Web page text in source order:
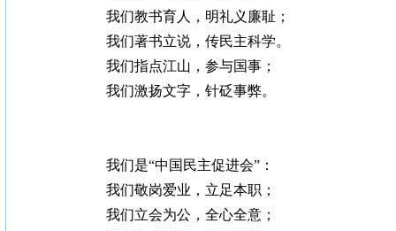
我们教书育人，明礼义廉耻；
我们著书立说，传民主科学。
我们指点江山，参与国事；
我们激扬文字，针砭事弊。
我们是“中国民主促进会”：
我们敬岗爱业，立足本职；
我们立会为公，全心全意；